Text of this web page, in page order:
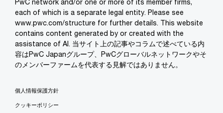
PwC network and/or one or more of its member firms,
each of which is a separate legal entity. Please see
www.pwc.com/structure for further details. This website
contains content generated by or created with the
assistance of AI. 当サイト上の記事やコラムで述べている内
容はPwC Japanグループ、PwCグローバルネットワークやそ
のメンバーファームを代表する見解ではありません。
個人情報保護方針
クッキーポリシー